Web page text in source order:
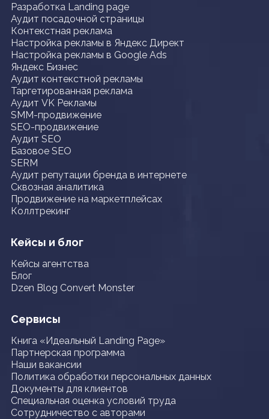
Разработка Landing page
Аудит посадочной страницы
Контекстная реклама
Настройка рекламы в Яндекс Директ
Настройка рекламы в Google Ads
Яндекс Бизнес
Аудит контекстной рекламы
Таргетированная реклама
Аудит VK Рекламы
SMM-продвижение
SEO-продвижение
Аудит SEO
Базовое SEO
SERM
Аудит репутации бренда в интернете
Сквозная аналитика
Продвижение на маркетплейсах
Коллтрекинг
Кейсы и блог
Кейсы агентства
Блог
Dzen Blog Convert Monster
Сервисы
Книга «Идеальный Landing Page»
Партнерская программа
Наши вакансии
Политика обработки персональных данных
Документы для клиентов
Специальная оценка условий труда
Сотрудничество с авторами